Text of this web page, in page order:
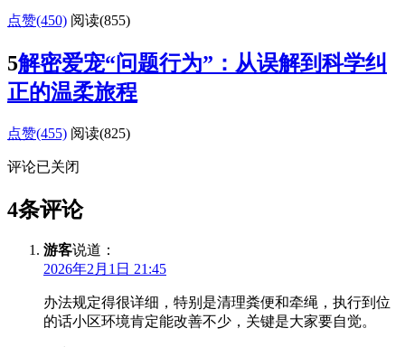
点赞(450) 阅读(855)
5解密爱宠“问题行为”：从误解到科学纠
正的温柔旅程
点赞(455) 阅读(825)
评论已关闭
4条评论
游客说道：
2026年2月1日 21:45
办法规定得很详细，特别是清理粪便和牵绳，执行到位
的话小区环境肯定能改善不少，关键是大家要自觉。